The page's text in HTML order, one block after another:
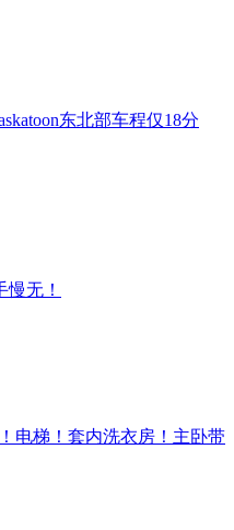
东北部车程仅18分
无！
电梯！套内洗衣房！主卧带